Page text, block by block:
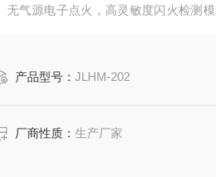
无气源电子点火，高灵敏度闪火检测
产品型号：JLHM-202
厂商性质：生产厂家